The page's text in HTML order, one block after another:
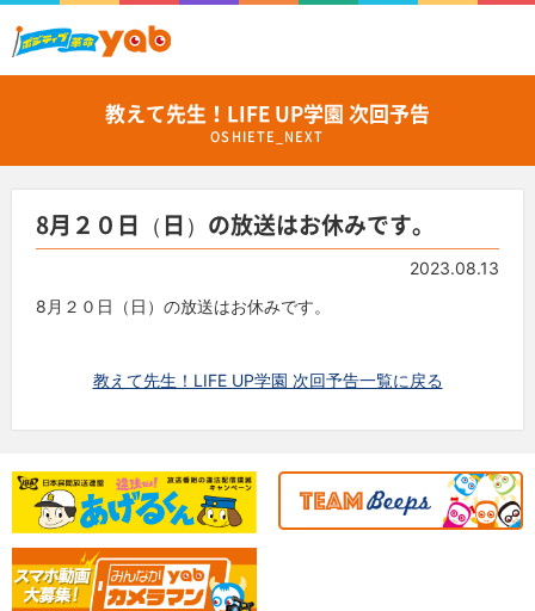
教えて先生！LIFE UP学園 次回予告
OSHIETE_NEXT
8月２０日（日）の放送はお休みです。
2023.08.13
8月２０日（日）の放送はお休みです。
教えて先生！LIFE UP学園 次回予告一覧に戻る